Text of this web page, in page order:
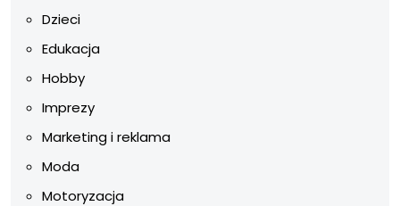
Dzieci
Edukacja
Hobby
Imprezy
Marketing i reklama
Moda
Motoryzacja